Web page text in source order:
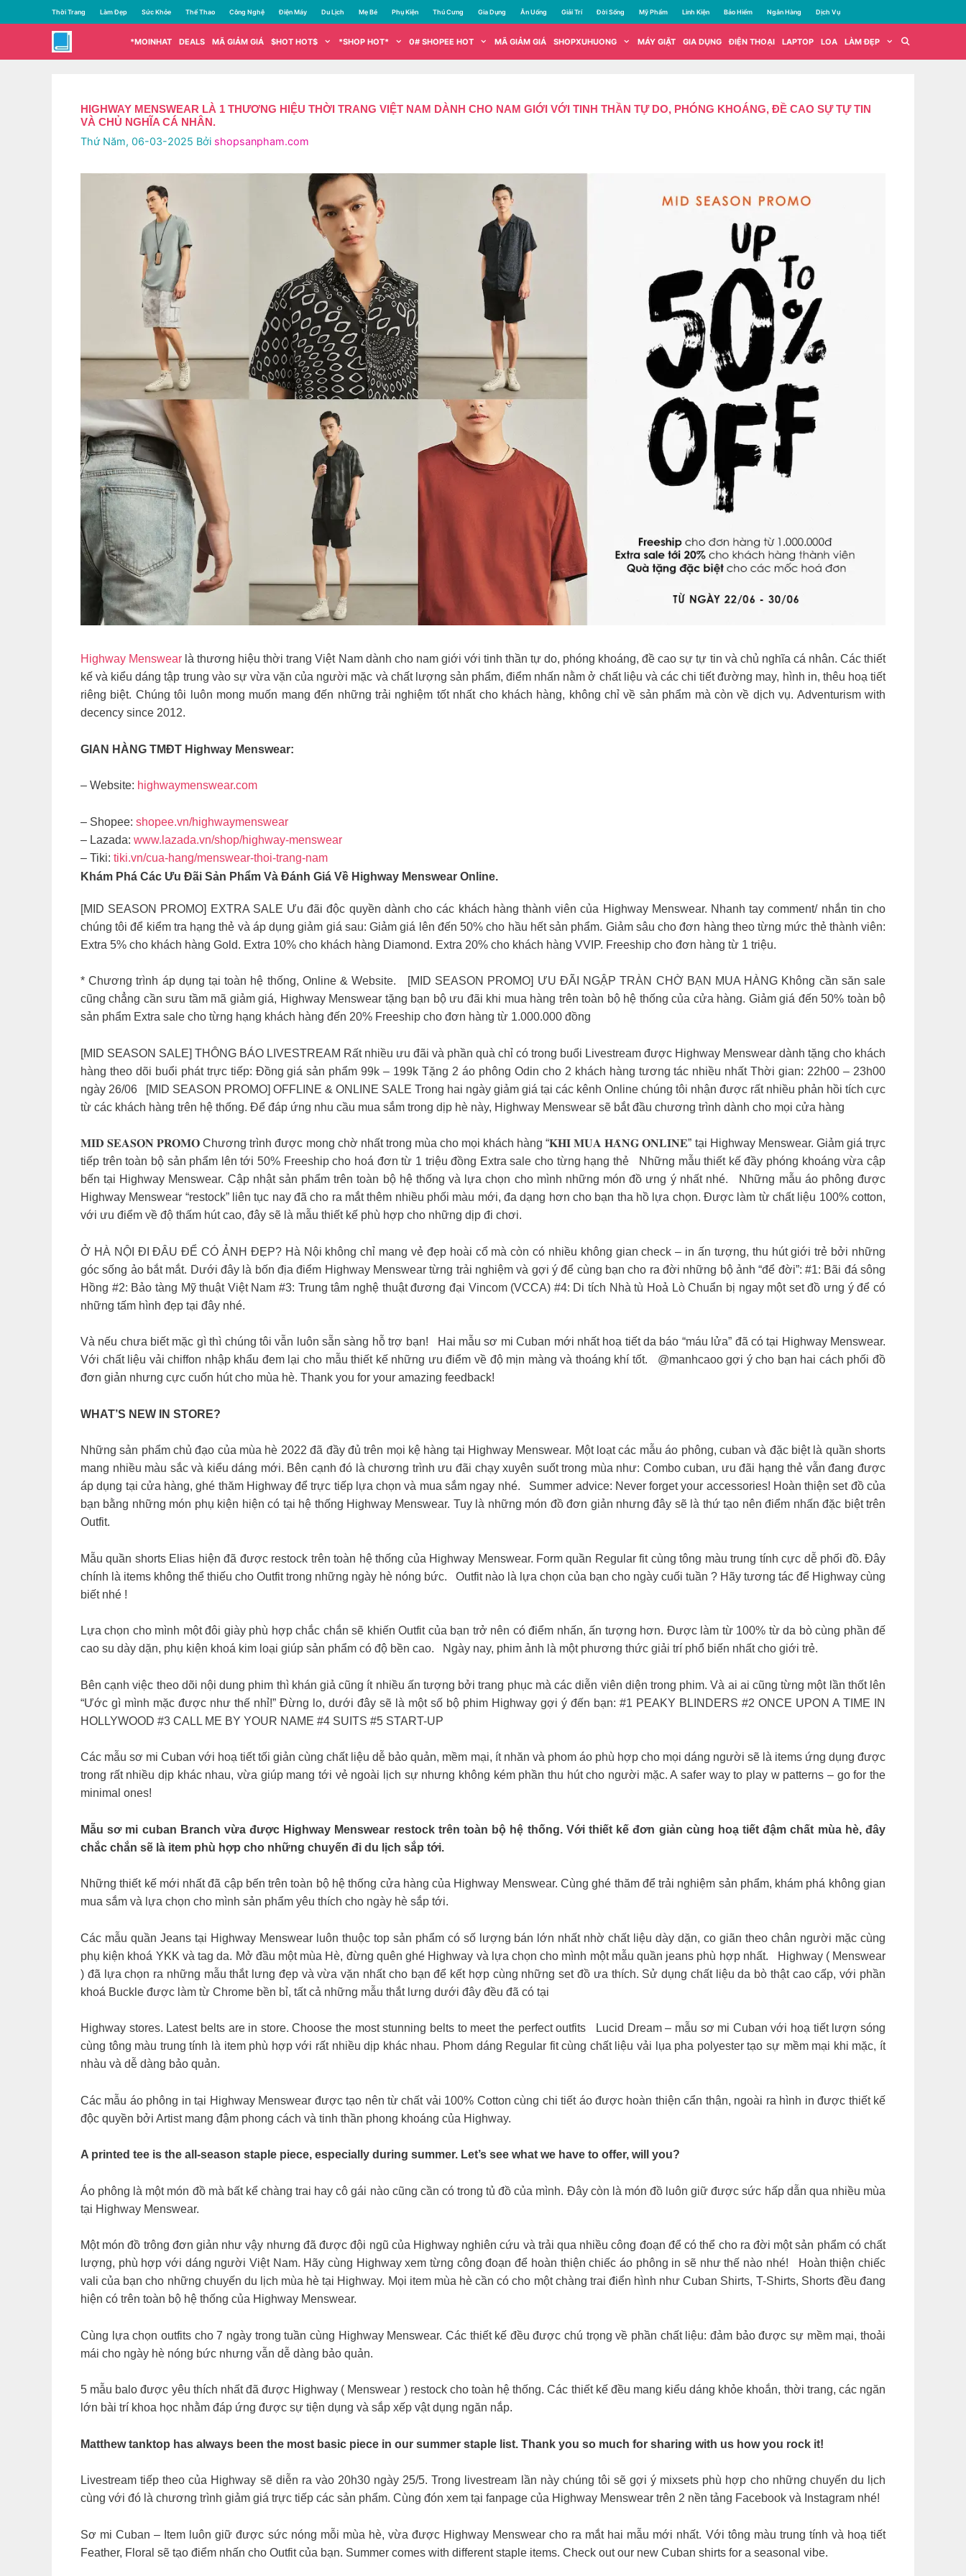
đến
dung
Thời Trang Làm Đẹp Sức Khỏe Thể Thao Công Nghệ Điện Máy Du Lịch Mẹ Bé Phụ Kiện Thú Cưng Gia Dụng Ăn Uống Giải Trí Đời Sống Mỹ Phẩm Linh Kiện Bảo Hiểm Ngân Hàng Dịch Vụ
*MOINHAT DEALS MÃ GIẢM GIÁ $HOT HOT$ *SHOP HOT* 0# SHOPEE HOT MÃ GIẢM GIÁ SHOPXUHUONG MÁY GIẶT GIA DỤNG ĐIỆN THOẠI LAPTOP LOA LÀM ĐẸP
HIGHWAY MENSWEAR LÀ 1 THƯƠNG HIỆU THỜI TRANG VIỆT NAM DÀNH CHO NAM GIỚI VỚI TINH THẦN TỰ DO, PHÓNG KHOÁNG, ĐỀ CAO SỰ TỰ TIN
VÀ CHỦ NGHĨA CÁ NHÂN.
Thứ Năm, 06-03-2025 Bởi shopsanpham.com
Highway Menswear là thương hiệu thời trang Việt Nam dành cho nam giới với tinh thần tự do, phóng khoáng, đề cao sự tự tin và chủ nghĩa cá nhân. Các thiết
kế và kiểu dáng tập trung vào sự vừa vặn của người mặc và chất lượng sản phẩm, điểm nhấn nằm ở chất liệu và các chi tiết đường may, hình in, thêu hoạ tiết
riêng biệt. Chúng tôi luôn mong muốn mang đến những trải nghiệm tốt nhất cho khách hàng, không chỉ về sản phẩm mà còn về dịch vụ. Adventurism with
decency since 2012.
GIAN HÀNG TMĐT Highway Menswear:
– Website: highwaymenswear.com
– Shopee: shopee.vn/highwaymenswear
– Lazada: www.lazada.vn/shop/highway-menswear
– Tiki: tiki.vn/cua-hang/menswear-thoi-trang-nam
Khám Phá Các Ưu Đãi Sản Phẩm Và Đánh Giá Về Highway Menswear Online.
[MID SEASON PROMO] EXTRA SALE Ưu đãi độc quyền dành cho các khách hàng thành viên của Highway Menswear. Nhanh tay comment/ nhắn tin cho
chúng tôi để kiểm tra hạng thẻ và áp dụng giảm giá sau: Giảm giá lên đến 50% cho hầu hết sản phẩm. Giảm sâu cho đơn hàng theo từng mức thẻ thành viên:
Extra 5% cho khách hàng Gold. Extra 10% cho khách hàng Diamond. Extra 20% cho khách hàng VVIP. Freeship cho đơn hàng từ 1 triệu.
* Chương trình áp dụng tại toàn hệ thống, Online & Website.
[MID SEASON PROMO] ƯU ĐÃI NGẬP TRÀN CHỜ BẠN MUA HÀNG Không cần săn sale
cũng chẳng cần sưu tầm mã giảm giá, Highway Menswear tặng bạn bộ ưu đãi khi mua hàng trên toàn bộ hệ thống của cửa hàng. Giảm giá đến 50% toàn bộ
sản phẩm Extra sale cho từng hạng khách hàng đến 20% Freeship cho đơn hàng từ 1.000.000 đồng
[MID SEASON SALE] THÔNG BÁO LIVESTREAM Rất nhiều ưu đãi và phần quà chỉ có trong buổi Livestream được Highway Menswear dành tặng cho khách
hàng theo dõi buổi phát trực tiếp: Đồng giá sản phẩm 99k – 199k Tặng 2 áo phông Odin cho 2 khách hàng tương tác nhiều nhất Thời gian: 22h00 – 23h00
ngày 26/06
[MID SEASON PROMO] OFFLINE & ONLINE SALE Trong hai ngày giảm giá tại các kênh Online chúng tôi nhận được rất nhiều phản hồi tích cực
từ các khách hàng trên hệ thống. Để đáp ứng nhu cầu mua sắm trong dịp hè này, Highway Menswear sẽ bắt đầu chương trình dành cho mọi cửa hàng
𝐌𝐈𝐃 𝐒𝐄𝐀𝐒𝐎𝐍 𝐏𝐑𝐎𝐌𝐎 Chương trình được mong chờ nhất trong mùa cho mọi khách hàng “𝐊𝐇𝐈 𝐌𝐔𝐀 𝐇𝐀̀𝐍𝐆 𝐎𝐍𝐋𝐈𝐍𝐄” tại Highway Menswear. Giảm giá trực
tiếp trên toàn bộ sản phẩm lên tới 50% Freeship cho hoá đơn từ 1 triệu đồng Extra sale cho từng hạng thẻ
Những mẫu thiết kế đầy phóng khoáng vừa cập
bến tại Highway Menswear. Cập nhật sản phẩm trên toàn bộ hệ thống và lựa chọn cho mình những món đồ ưng ý nhất nhé.
Những mẫu áo phông được
Highway Menswear “restock” liên tục nay đã cho ra mắt thêm nhiều phối màu mới, đa dạng hơn cho bạn tha hồ lựa chọn. Được làm từ chất liệu 100% cotton,
với ưu điểm về độ thấm hút cao, đây sẽ là mẫu thiết kế phù hợp cho những dịp đi chơi.
Ở HÀ NỘI ĐI ĐÂU ĐỂ CÓ ẢNH ĐẸP? Hà Nội không chỉ mang vẻ đẹp hoài cổ mà còn có nhiều không gian check – in ấn tượng, thu hút giới trẻ bởi những
góc sống ảo bắt mắt. Dưới đây là bốn địa điểm Highway Menswear từng trải nghiệm và gợi ý để cùng bạn cho ra đời những bộ ảnh “để đời”: #1: Bãi đá sông
Hồng #2: Bảo tàng Mỹ thuật Việt Nam #3: Trung tâm nghệ thuật đương đại Vincom (VCCA) #4: Di tích Nhà tù Hoả Lò Chuẩn bị ngay một set đồ ưng ý để có
những tấm hình đẹp tại đây nhé.
Và nếu chưa biết mặc gì thì chúng tôi vẫn luôn sẵn sàng hỗ trợ bạn!
Hai mẫu sơ mi Cuban mới nhất hoạ tiết da báo “máu lửa” đã có tại Highway Menswear.
Với chất liệu vải chiffon nhập khẩu đem lại cho mẫu thiết kế những ưu điểm về độ mịn màng và thoáng khí tốt.
@manhcaoo gợi ý cho bạn hai cách phối đồ
đơn giản nhưng cực cuốn hút cho mùa hè. Thank you for your amazing feedback!
WHAT’S NEW IN STORE?
Những sản phẩm chủ đạo của mùa hè 2022 đã đầy đủ trên mọi kệ hàng tại Highway Menswear. Một loạt các mẫu áo phông, cuban và đặc biệt là quần shorts
mang nhiều màu sắc và kiểu dáng mới. Bên cạnh đó là chương trình ưu đãi chạy xuyên suốt trong mùa như: Combo cuban, ưu đãi hạng thẻ vẫn đang được
áp dụng tại cửa hàng, ghé thăm Highway để trực tiếp lựa chọn và mua sắm ngay nhé.
Summer advice: Never forget your accessories! Hoàn thiện set đồ của
bạn bằng những món phụ kiện hiện có tại hệ thống Highway Menswear. Tuy là những món đồ đơn giản nhưng đây sẽ là thứ tạo nên điểm nhấn đặc biệt trên
Outfit.
Mẫu quần shorts Elias hiện đã được restock trên toàn hệ thống của Highway Menswear. Form quần Regular fit cùng tông màu trung tính cực dễ phối đồ. Đây
chính là items không thể thiếu cho Outfit trong những ngày hè nóng bức.
Outfit nào là lựa chọn của bạn cho ngày cuối tuần ? Hãy tương tác để Highway cùng
biết nhé !
Lựa chọn cho mình một đôi giày phù hợp chắc chắn sẽ khiến Outfit của bạn trở nên có điểm nhấn, ấn tượng hơn. Được làm từ 100% từ da bò cùng phần đế
cao su dày dặn, phụ kiện khoá kim loại giúp sản phẩm có độ bền cao.
Ngày nay, phim ảnh là một phương thức giải trí phổ biến nhất cho giới trẻ.
Bên cạnh việc theo dõi nội dung phim thì khán giả cũng ít nhiều ấn tượng bởi trang phục mà các diễn viên diện trong phim. Và ai ai cũng từng một lần thốt lên
“Ước gì mình mặc được như thế nhỉ!” Đừng lo, dưới đây sẽ là một số bộ phim Highway gợi ý đến bạn: #1 PEAKY BLINDERS #2 ONCE UPON A TIME IN
HOLLYWOOD #3 CALL ME BY YOUR NAME #4 SUITS #5 START-UP
Các mẫu sơ mi Cuban với hoạ tiết tối giản cùng chất liệu dễ bảo quản, mềm mại, ít nhăn và phom áo phù hợp cho mọi dáng người sẽ là items ứng dụng được
trong rất nhiều dịp khác nhau, vừa giúp mang tới vẻ ngoài lịch sự nhưng không kém phần thu hút cho người mặc. A safer way to play w patterns – go for the
minimal ones!
Mẫu sơ mi cuban Branch vừa được Highway Menswear restock trên toàn bộ hệ thống. Với thiết kế đơn giản cùng hoạ tiết đậm chất mùa hè, đây
chắc chắn sẽ là item phù hợp cho những chuyến đi du lịch sắp tới.
Những thiết kế mới nhất đã cập bến trên toàn bộ hệ thống cửa hàng của Highway Menswear. Cùng ghé thăm để trải nghiệm sản phẩm, khám phá không gian
mua sắm và lựa chọn cho mình sản phẩm yêu thích cho ngày hè sắp tới.
Các mẫu quần Jeans tại Highway Menswear luôn thuộc top sản phẩm có số lượng bán lớn nhất nhờ chất liệu dày dặn, co giãn theo chân người mặc cùng
phụ kiện khoá YKK và tag da. Mở đầu một mùa Hè, đừng quên ghé Highway và lựa chọn cho mình một mẫu quần jeans phù hợp nhất.
Highway ( Menswear
) đã lựa chọn ra những mẫu thắt lưng đẹp và vừa vặn nhất cho bạn để kết hợp cùng những set đồ ưa thích. Sử dụng chất liệu da bò thật cao cấp, với phần
khoá Buckle được làm từ Chrome bền bỉ, tất cả những mẫu thắt lưng dưới đây đều đã có tại
Highway stores. Latest belts are in store. Choose the most stunning belts to meet the perfect outfits
Lucid Dream – mẫu sơ mi Cuban với hoạ tiết lượn sóng
cùng tông màu trung tính là item phù hợp với rất nhiều dịp khác nhau. Phom dáng Regular fit cùng chất liệu vải lụa pha polyester tạo sự mềm mại khi mặc, ít
nhàu và dễ dàng bảo quản.
Các mẫu áo phông in tại Highway Menswear được tạo nên từ chất vải 100% Cotton cùng chi tiết áo được hoàn thiện cẩn thận, ngoài ra hình in được thiết kế
độc quyền bởi Artist mang đậm phong cách và tinh thần phong khoáng của Highway.
A printed tee is the all-season staple piece, especially during summer. Let’s see what we have to offer, will you?
Áo phông là một món đồ mà bất kể chàng trai hay cô gái nào cũng cần có trong tủ đồ của mình. Đây còn là món đồ luôn giữ được sức hấp dẫn qua nhiều mùa
tại Highway Menswear.
Một món đồ trông đơn giản như vậy nhưng đã được đội ngũ của Highway nghiên cứu và trải qua nhiều công đoạn để có thể cho ra đời một sản phẩm có chất
lượng, phù hợp với dáng người Việt Nam. Hãy cùng Highway xem từng công đoạn để hoàn thiện chiếc áo phông in sẽ như thế nào nhé!
Hoàn thiện chiếc
vali của bạn cho những chuyến du lịch mùa hè tại Highway. Mọi item mùa hè cần có cho một chàng trai điển hình như Cuban Shirts, T-Shirts, Shorts đều đang
hiện có trên toàn bộ hệ thống của Highway Menswear.
Cùng lựa chọn outfits cho 7 ngày trong tuần cùng Highway Menswear. Các thiết kế đều được chú trọng về phần chất liệu: đảm bảo được sự mềm mại, thoải
mái cho ngày hè nóng bức nhưng vẫn dễ dàng bảo quản.
5 mẫu balo được yêu thích nhất đã được Highway ( Menswear ) restock cho toàn hệ thống. Các thiết kế đều mang kiểu dáng khỏe khoắn, thời trang, các ngăn
lớn bài trí khoa học nhằm đáp ứng được sự tiện dụng và sắp xếp vật dụng ngăn nắp.
Matthew tanktop has always been the most basic piece in our summer staple list. Thank you so much for sharing with us how you rock it!
Livestream tiếp theo của Highway sẽ diễn ra vào 20h30 ngày 25/5. Trong livestream lần này chúng tôi sẽ gợi ý mixsets phù hợp cho những chuyến du lịch
cùng với đó là chương trình giảm giá trực tiếp các sản phẩm. Cùng đón xem tại fanpage của Highway Menswear trên 2 nền tảng Facebook và Instagram nhé!
Sơ mi Cuban – Item luôn giữ được sức nóng mỗi mùa hè, vừa được Highway Menswear cho ra mắt hai mẫu mới nhất. Với tông màu trung tính và hoạ tiết
Feather, Floral sẽ tạo điểm nhấn cho Outfit của bạn. Summer comes with different staple items. Check out our new Cuban shirts for a seasonal vibe.